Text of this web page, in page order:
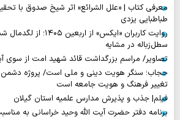
معرفی کتاب | «علل الشرائع» اثر شیخ صدوق با
طباطبایی یزدی
روایت‌ کاربران «ایکس» از
سطل‌زباله‌ در مشایه
تصاویر/ مراسم بزرگداشت قائد شهید امت از سوی
حجاب؛ سنگر هویت دینی و ملی است/ پروژه
تغییر فرهنگ و هویت جامعه است
فیلم| جذب و پذیرش مدارس علمیه استان گیلان
برنامه دفتر حضرت آیت الله وحید خراسانی به